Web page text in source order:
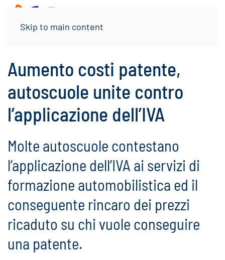
Skip to main content
Aumento costi patente,
autoscuole unite contro
l’applicazione dell’IVA
Molte autoscuole contestano
l’applicazione dell’IVA ai servizi di
formazione automobilistica ed il
conseguente rincaro dei prezzi
ricaduto su chi vuole conseguire
una patente.